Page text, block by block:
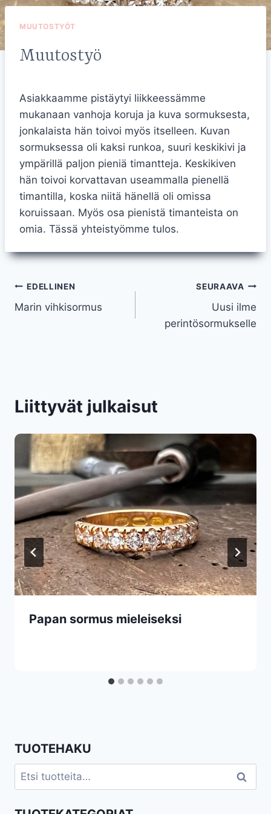
MUUTOSTYÖT
Muutostyö
Asiakkaamme pistäytyi liikkeessämme
mukanaan vanhoja koruja ja kuva sormuksesta,
jonkalaista hän toivoi myös itselleen. Kuvan
sormuksessa oli kaksi runkoa, suuri keskikivi ja
ympärillä paljon pieniä timantteja. Keskikiven
hän toivoi korvattavan useammalla pienellä
timantilla, koska niitä hänellä oli omissa
koruissaan. Myös osa pienistä timanteista on
omia. Tässä yhteistyömme tulos.
Artikkelien
selaus
EDELLINEN
Marin vihkisormus
SEURAAVA
Uusi ilme
perintösormukselle
Liittyvät julkaisut
Papan sormus mieleiseksi
TUOTEHAKU
Etsi: Haku